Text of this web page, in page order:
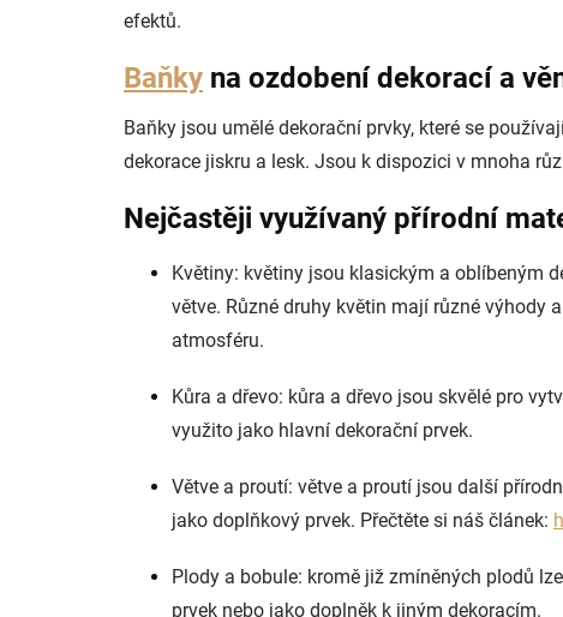
efektů.
Baňky na ozdobení dekorací a
Baňky jsou umělé dekorační prvky, které se
dekorace jiskru a lesk. Jsou k dispozici v mnoha
Nejčastěji využívaný přírodní
Květiny: květiny jsou klasickým a oblíbeným
větve. Různé druhy květin mají různé výhody
atmosféru.
Kůra a dřevo: kůra a dřevo jsou skvělé pro
využito jako hlavní dekorační prvek.
Větve a proutí: větve a proutí jsou další
jako doplňkový prvek. Přečtěte si náš článek:
Plody a bobule: kromě již zmíněných plodů
prvek nebo jako doplněk k jiným dekoracím.